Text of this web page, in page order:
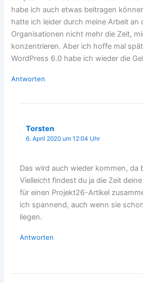
habe ich auch etwas beitragen
hatte ich leider durch meine Arbeit an
Organisationen nicht mehr die Zeit,
konzentrieren. Aber ich hoffe mal
WordPress 6.0 habe ich wieder die
Antworten
Torsten
6. April 2020 um 12:04 Uhr
Das wird auch wieder kommen, da
Vielleicht findest du ja die Zeit
für einen Projekt26-Artikel
ich spannend, auch wenn sie
liegen.
Antworten